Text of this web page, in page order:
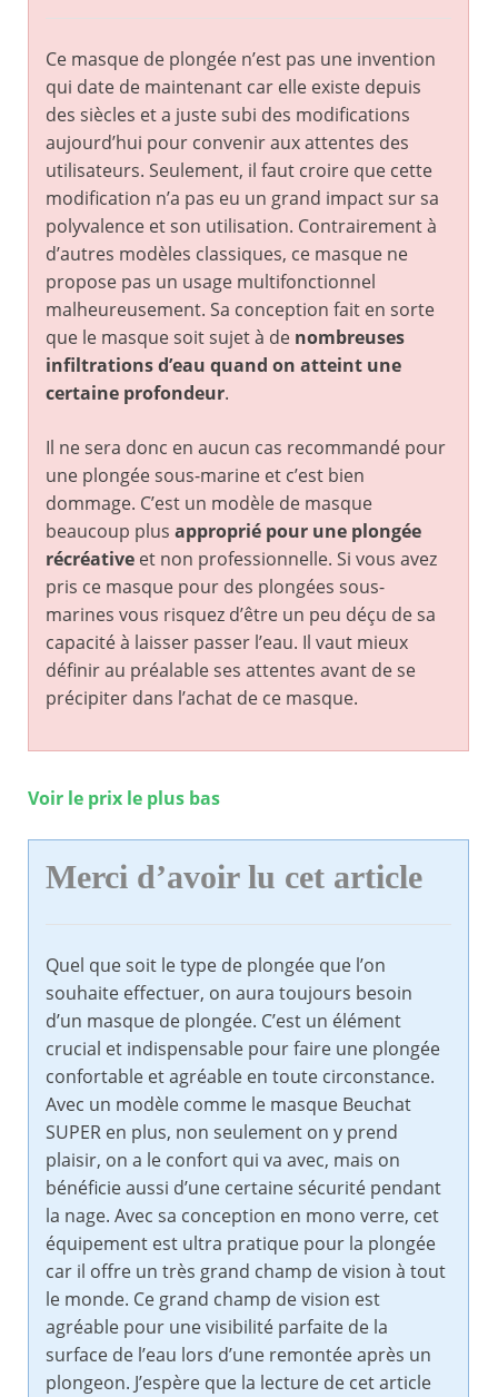
Ce masque de plongée n’est pas une invention
qui date de maintenant car elle existe depuis
des siècles et a juste subi des modifications
aujourd’hui pour convenir aux attentes des
utilisateurs. Seulement, il faut croire que cette
modification n’a pas eu un grand impact sur sa
polyvalence et son utilisation. Contrairement à
d’autres modèles classiques, ce masque ne
propose pas un usage multifonctionnel
malheureusement. Sa conception fait en sorte
que le masque soit sujet à de nombreuses
infiltrations d’eau quand on atteint une
certaine profondeur.
Il ne sera donc en aucun cas recommandé pour
une plongée sous-marine et c’est bien
dommage. C’est un modèle de masque
beaucoup plus approprié pour une plongée
récréative et non professionnelle. Si vous avez
pris ce masque pour des plongées sous-
marines vous risquez d’être un peu déçu de sa
capacité à laisser passer l’eau. Il vaut mieux
définir au préalable ses attentes avant de se
précipiter dans l’achat de ce masque.
Voir le prix le plus bas
Merci d’avoir lu cet article
Quel que soit le type de plongée que l’on
souhaite effectuer, on aura toujours besoin
d’un masque de plongée. C’est un élément
crucial et indispensable pour faire une plongée
confortable et agréable en toute circonstance.
Avec un modèle comme le masque Beuchat
SUPER en plus, non seulement on y prend
plaisir, on a le confort qui va avec, mais on
bénéficie aussi d’une certaine sécurité pendant
la nage. Avec sa conception en mono verre, cet
équipement est ultra pratique pour la plongée
car il offre un très grand champ de vision à tout
le monde. Ce grand champ de vision est
agréable pour une visibilité parfaite de la
surface de l’eau lors d’une remontée après un
plongeon. J’espère que la lecture de cet article